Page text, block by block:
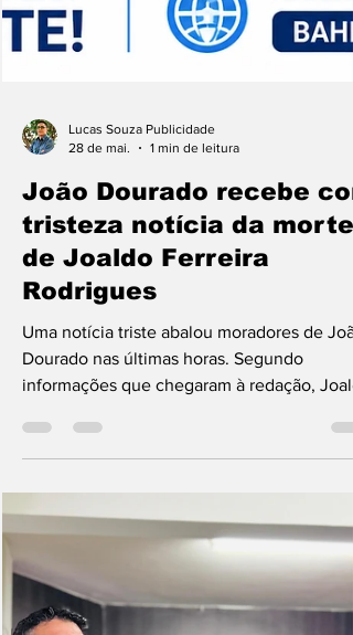
Lucas Souza Publicidade
28 de mai.
1 min de leitura
João Dourado recebe
tristeza notícia da morte
de Joaldo Ferreira
Rodrigues
Dourado nas últimas horas. Segundo
informações que chegaram à redação,
que atualmente residia na cidade de Luís
Eduardo Magalhães, veio a óbito. De acordo
com relatos preliminares, o caso teria
ocorrido em circunstâncias familiares e será
investigado pelas autoridades competentes.